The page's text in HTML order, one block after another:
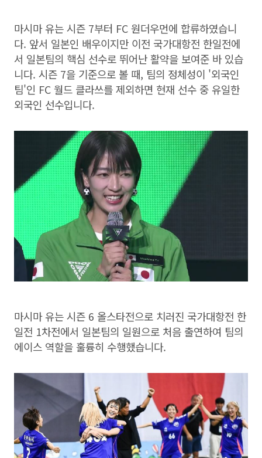
마시마 유는 시즌 7부터 FC 원더우먼에 합류하였습니
다. 앞서 일본인 배우이지만 이전 국가대항전 한일전에
서 일본팀의 핵심 선수로 뛰어난 활약을 보여준 바 있습
니다. 시즌 7을 기준으로 볼 때, 팀의 정체성이 '외국인
팀'인 FC 월드 클라쓰를 제외하면 현재 선수 중 유일한
외국인 선수입니다.
마시마 유는 시즌 6 올스타전으로 치러진 국가대항전 한
일전 1차전에서 일본팀의 일원으로 처음 출연하여 팀의
에이스 역할을 훌륭히 수행했습니다.